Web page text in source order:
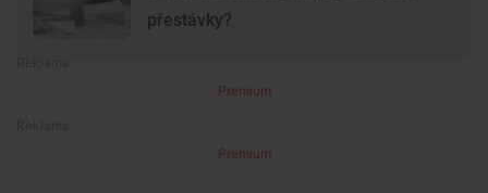
přestávky?
Premium
Premium